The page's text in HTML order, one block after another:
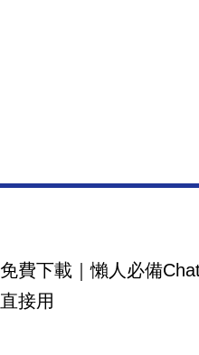
免費下載｜懶人必備
直接用